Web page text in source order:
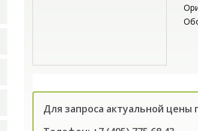
Для запроса актуальной цены